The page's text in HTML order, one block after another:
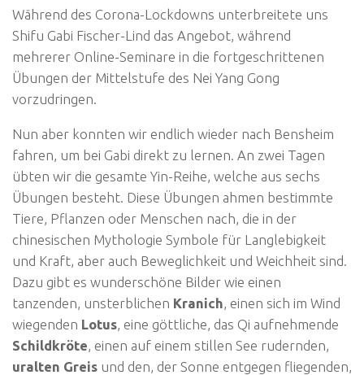
Während des Corona-Lockdowns unterbreitete uns
Shifu Gabi Fischer-Lind das Angebot, während
mehrerer Online-Seminare in die fortgeschrittenen
Übungen der Mittelstufe des Nei Yang Gong
vorzudringen.
Nun aber konnten wir endlich wieder nach Bensheim
fahren, um bei Gabi direkt zu lernen. An zwei Tagen
übten wir die gesamte Yin-Reihe, welche aus sechs
Übungen besteht. Diese Übungen ahmen bestimmte
Tiere, Pflanzen oder Menschen nach, die in der
chinesischen Mythologie Symbole für Langlebigkeit
und Kraft, aber auch Beweglichkeit und Weichheit sind.
Dazu gibt es wunderschöne Bilder wie einen
tanzenden, unsterblichen Kranich, einen sich im Wind
wiegenden Lotus, eine göttliche, das Qi aufnehmende
Schildkröte, einen auf einem stillen See rudernden,
uralten Greis und den, der Sonne entgegen fliegenden,